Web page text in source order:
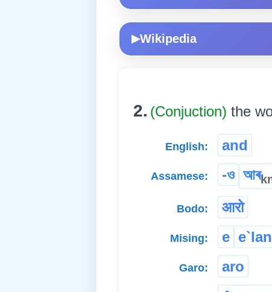
▶Wikipedia
2. (Conjuction) the
English: and
Assamese: -ও আৰ
Bodo: आरो
Mising: e
Garo: aro